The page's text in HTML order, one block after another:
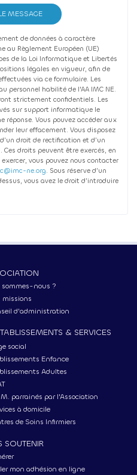
MESSAGE
de données à caractère
au Règlement Européen (UE)
de la Loi Informatique et Libertés
légales en vigueur, afin de
via ce formulaire. Les
personnel habilité de l'AA IMC NE.
strictement confidentiels. Les
sur support informatique le
réponse. Vous pouvez accéder aux
leur effacement. Vous disposez
droit de rectification et d’un
droits peuvent être exercés, en
vous pouvez nous contacter
ne.org. Sous réserve d’un
vous avez le droit d’introduire
sommes-nous ?
missions
d'administration
& SERVICES
social
Enfance
Adultes
parrainés par l'Association
à domicile
de Soins Infirmiers
SOUTENIR
mon adhésion en ligne